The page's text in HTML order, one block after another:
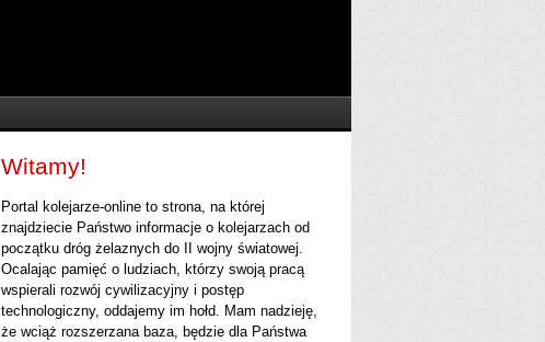
Witamy!
Portal kolejarze-online to strona, na której
znajdziecie Państwo informacje o kolejarzach od
początku dróg żelaznych do II wojny światowej.
Ocalając pamięć o ludziach, którzy swoją pracą
wspierali rozwój cywilizacyjny i postęp
technologiczny, oddajemy im hołd. Mam nadzieję,
że wciąż rozszerzana baza, będzie dla Państwa